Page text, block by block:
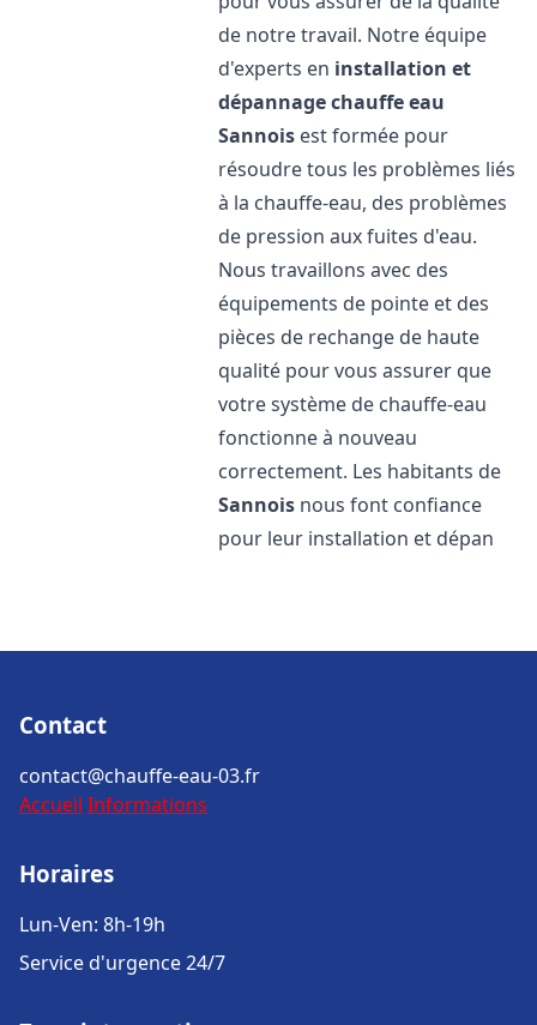
de notre travail. Notre équipe
d'experts en installation et
dépannage chauffe eau
Sannois est formée pour
résoudre tous les problèmes liés
à la chauffe-eau, des problèmes
de pression aux fuites d'eau.
Nous travaillons avec des
équipements de pointe et des
pièces de rechange de haute
qualité pour vous assurer que
votre système de chauffe-eau
fonctionne à nouveau
correctement. Les habitants de
Sannois nous font confiance
pour leur installation et dépan
Contact
contact@chauffe-eau-03.fr
Accueil Informations
Horaires
Lun-Ven: 8h-19h
Service d'urgence 24/7